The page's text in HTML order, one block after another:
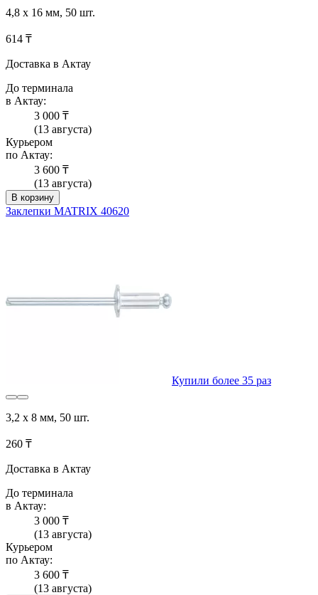
4,8 х 16 мм, 50 шт.
614 ₸
Доставка в Актау
До терминала
в Актау:
3 000 ₸
(13 августа)
Курьером
по Актау:
3 600 ₸
(13 августа)
В корзину
Заклепки MATRIX 40620
Купили более 35 раз
3,2 х 8 мм, 50 шт.
260 ₸
Доставка в Актау
До терминала
в Актау:
3 000 ₸
(13 августа)
Курьером
по Актау:
3 600 ₸
(13 августа)